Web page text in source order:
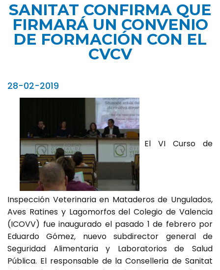
SANITAT CONFIRMA QUE
FIRMARÁ UN CONVENIO
DE FORMACIÓN CON EL
CVCV
28-02-2019
El VI Curso de
Inspección Veterinaria en Mataderos de Ungulados,
Aves Ratines y Lagomorfos del Colegio de Valencia
(ICOVV) fue inaugurado el pasado 1 de febrero por
Eduardo Gómez, nuevo subdirector general de
Seguridad Alimentaria y Laboratorios de Salud
Pública. El responsable de la Conselleria de Sanitat